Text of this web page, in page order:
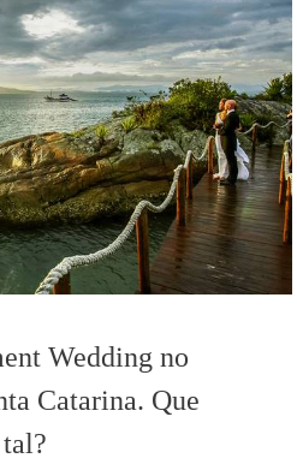
Wedding no
Catarina. Que
tal?